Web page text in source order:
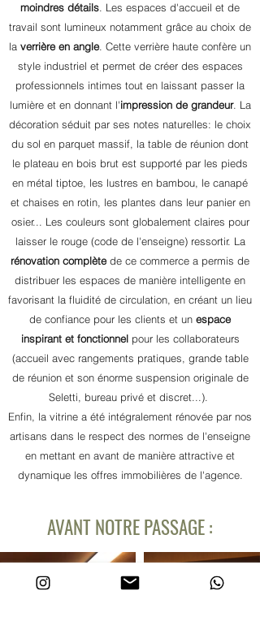
moindres détails . Les espaces d'accueil et de
travail sont lumineux notamment grâce au choix de
la verrière en angle. Cette verrière haute confère un
style industriel et permet de créer des espaces
professionnels intimes tout en laissant passer la
lumière et en donnant l'impression de grandeur. La
décoration séduit par ses notes naturelles: le choix
du sol en parquet massif, la table de réunion dont
le plateau en bois brut est supporté par les pieds
en métal tiptoe, les lustres en bambou, le canapé
et chaises en rotin, les plantes dans leur panier en
osier... Les couleurs sont globalement claires pour
laisser le rouge (code de l'enseigne) ressortir. La
rénovation complètede ce commerce a permis de
distribuer les espaces de manière intelligente en
favorisant la fluidité de circulation, en créant un lieu
de confiance pour les clients et un espace
inspirant et fonctionnel pour les collaborateurs
(accueil avec rangements pratiques, grande table
de réunion et son énorme suspension originale de
Seletti, bureau privé et discret...).
Enfin, la vitrine a été intégralement rénovée par nos
artisans dans le respect des normes de l'enseigne
en mettant en avant de manière attractive et
dynamique les offres immobilières de l'agence.
AVANT NOTRE PASSAGE :